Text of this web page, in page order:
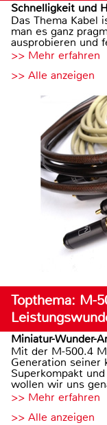
Schnelligkeit und
Das Thema Kabel
man es ganz
ausprobieren und
>> Mehr erfahren
>> Alle anzeigen
Topthema: M-
Miniatur-Wunder-
Mit der M-500.4
Generation seiner
Superkompakt
wollen wir uns
>> Mehr erfahren
>> Alle anzeigen